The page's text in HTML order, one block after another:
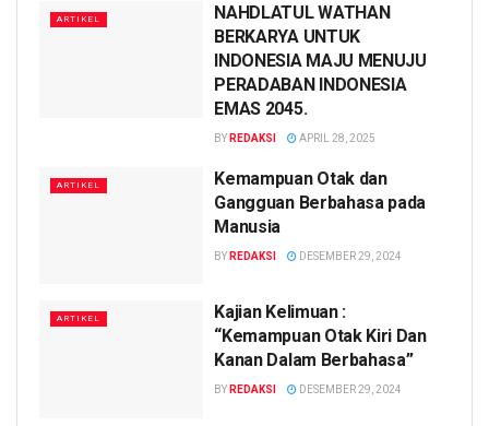
ARTIKEL
NAHDLATUL WATHAN
BERKARYA UNTUK
INDONESIA MAJU MENUJU
PERADABAN INDONESIA
EMAS 2045.
BY REDAKSI APRIL 28, 2025
ARTIKEL
Kemampuan Otak dan
Gangguan Berbahasa pada
Manusia
BY REDAKSI DESEMBER 29, 2024
ARTIKEL
Kajian Kelimuan :
“Kemampuan Otak Kiri Dan
Kanan Dalam Berbahasa”
BY REDAKSI DESEMBER 29, 2024